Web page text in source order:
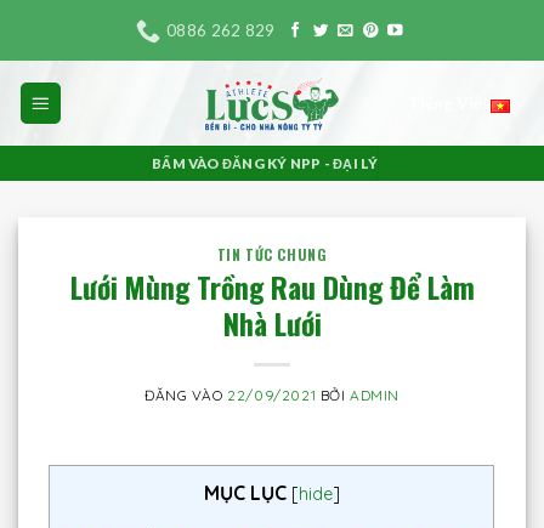
nội
dung
0886 262 829
BẤM VÀO ĐĂNG KÝ NPP - ĐẠI LÝ
TIN TỨC CHUNG
Lưới Mùng Trồng Rau Dùng Để Làm
Nhà Lưới
ĐĂNG VÀO 22/09/2021 BỞIADMIN
MỤC LỤC [hide]